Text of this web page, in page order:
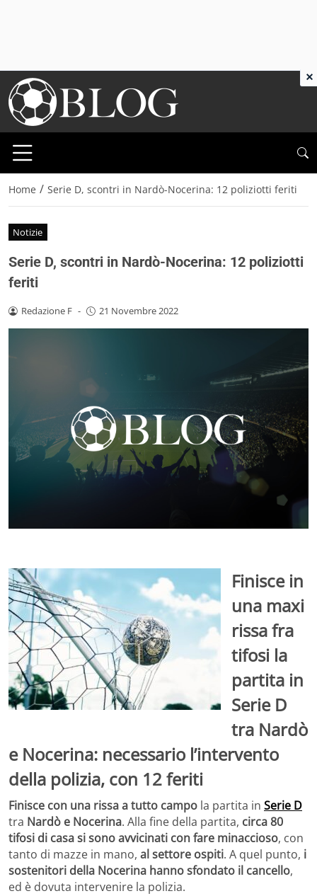
Home / Serie D, scontri in Nardò-Nocerina: 12 poliziotti feriti
Notizie
Serie D, scontri in Nardò-Nocerina: 12 poliziotti
feriti
Redazione F - 21 Novembre 2022
Finisce in
una maxi
rissa fra
tifosi la
partita in
Serie D
tra Nardò
e Nocerina: necessario l’intervento
della polizia, con 12 feriti
Finisce con una rissa a tutto campo la partita in Serie D
tra Nardò e Nocerina. Alla fine della partita, circa 80
tifosi di casa si sono avvicinati con fare minaccioso, con
tanto di mazze in mano, al settore ospiti. A quel punto, i
sostenitori della Nocerina hanno sfondato il cancello,
ed è dovuta intervenire la polizia.
×